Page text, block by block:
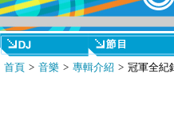
首頁 > 音樂 > 專輯介紹 > 冠軍全紀